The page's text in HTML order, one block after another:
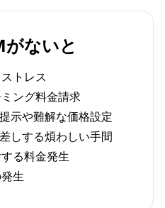
ないと
トレス
ング料金請求
示や難解な価格設定
しする煩わしい手間
る料金発生
生